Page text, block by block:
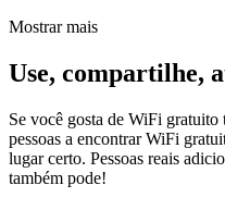
Mostrar mais
Use, compartilhe,
Se você gosta de WiFi gratuito
pessoas a encontrar WiFi
lugar certo. Pessoas reais
também pode!